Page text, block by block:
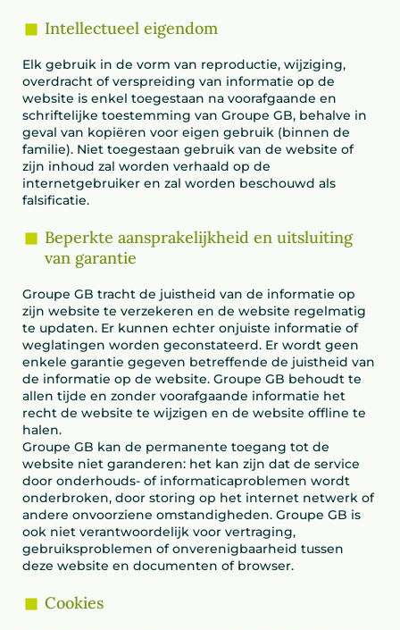
Intellectueel eigendom
Elk gebruik in de vorm van reproductie, wijziging,
overdracht of verspreiding van informatie op de
website is enkel toegestaan na voorafgaande en
schriftelijke toestemming van Groupe GB, behalve in
geval van kopiëren voor eigen gebruik (binnen de
familie). Niet toegestaan gebruik van de website of
zijn inhoud zal worden verhaald op de
internetgebruiker en zal worden beschouwd als
falsificatie.
Beperkte aansprakelijkheid en uitsluiting
van garantie
Groupe GB tracht de juistheid van de informatie op
zijn website te verzekeren en de website regelmatig
te updaten. Er kunnen echter onjuiste informatie of
weglatingen worden geconstateerd. Er wordt geen
enkele garantie gegeven betreffende de juistheid van
de informatie op de website. Groupe GB behoudt te
allen tijde en zonder voorafgaande informatie het
recht de website te wijzigen en de website offline te
halen.
Groupe GB kan de permanente toegang tot de
website niet garanderen: het kan zijn dat de service
door onderhouds- of informaticaproblemen wordt
onderbroken, door storing op het internet netwerk of
andere onvoorziene omstandigheden. Groupe GB is
ook niet verantwoordelijk voor vertraging,
gebruiksproblemen of onverenigbaarheid tussen
deze website en documenten of browser.
Cookies